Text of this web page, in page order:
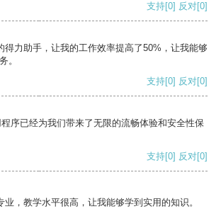
支持[0] 反对[0]
得力助手，让我的工作效率提高了50%，让我能够
。
支持[0] 反对[0]
序已经为我们带来了无限的流畅体验和安全性保
支持[0] 反对[0]
业，教学水平很高，让我能够学到实用的知识。